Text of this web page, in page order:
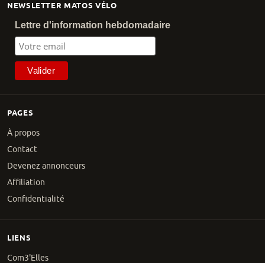
PAGES
À propos
Contact
Devenez annonceurs
Affiliation
Confidentialité
NEWSLETTER MATOS VÉLO
Lettre d'information hebdomadaire
LIENS
Com3'Elles